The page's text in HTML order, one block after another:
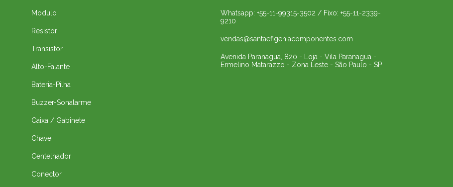
Modulo
Resistor
Transistor
Alto-Falante
Bateria-Pilha
Buzzer-Sonalarme
Caixa / Gabinete
Chave
Centelhador
Conector
Whatsapp: +55-11-99315-3502 / Fixo: +55-11-2339-
9210
vendas@santaefigeniacomponentes.com
Avenida Paranagua, 820 - Loja - Vila Paranagua -
Ermelino Matarazzo - Zona Leste - São Paulo - SP